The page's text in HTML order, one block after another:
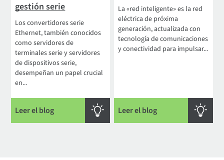
gestión serie
Los convertidores serie
Ethernet, también conocidos
como servidores de
terminales serie y servidores
de dispositivos serie,
desempeñan un papel crucial
en...
Leer el blog
La «red inteligente» es la red
eléctrica de próxima
generación, actualizada con
tecnología de comunicaciones
y conectividad para impulsar...
Leer el blog